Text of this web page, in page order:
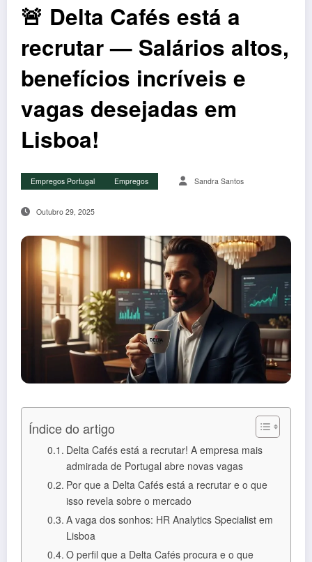
🚨 Delta Cafés está a
recrutar — Salários altos,
benefícios incríveis e
vagas desejadas em
Lisboa!
Empregos Portugal Empregos Sandra Santos
Outubro 29, 2025
Índice do artigo
Delta Cafés está a recrutar! A empresa mais
admirada de Portugal abre novas vagas
Por que a Delta Cafés está a recrutar e o que
isso revela sobre o mercado
A vaga dos sonhos: HR Analytics Specialist em
Lisboa
O perfil que a Delta Cafés procura e o que